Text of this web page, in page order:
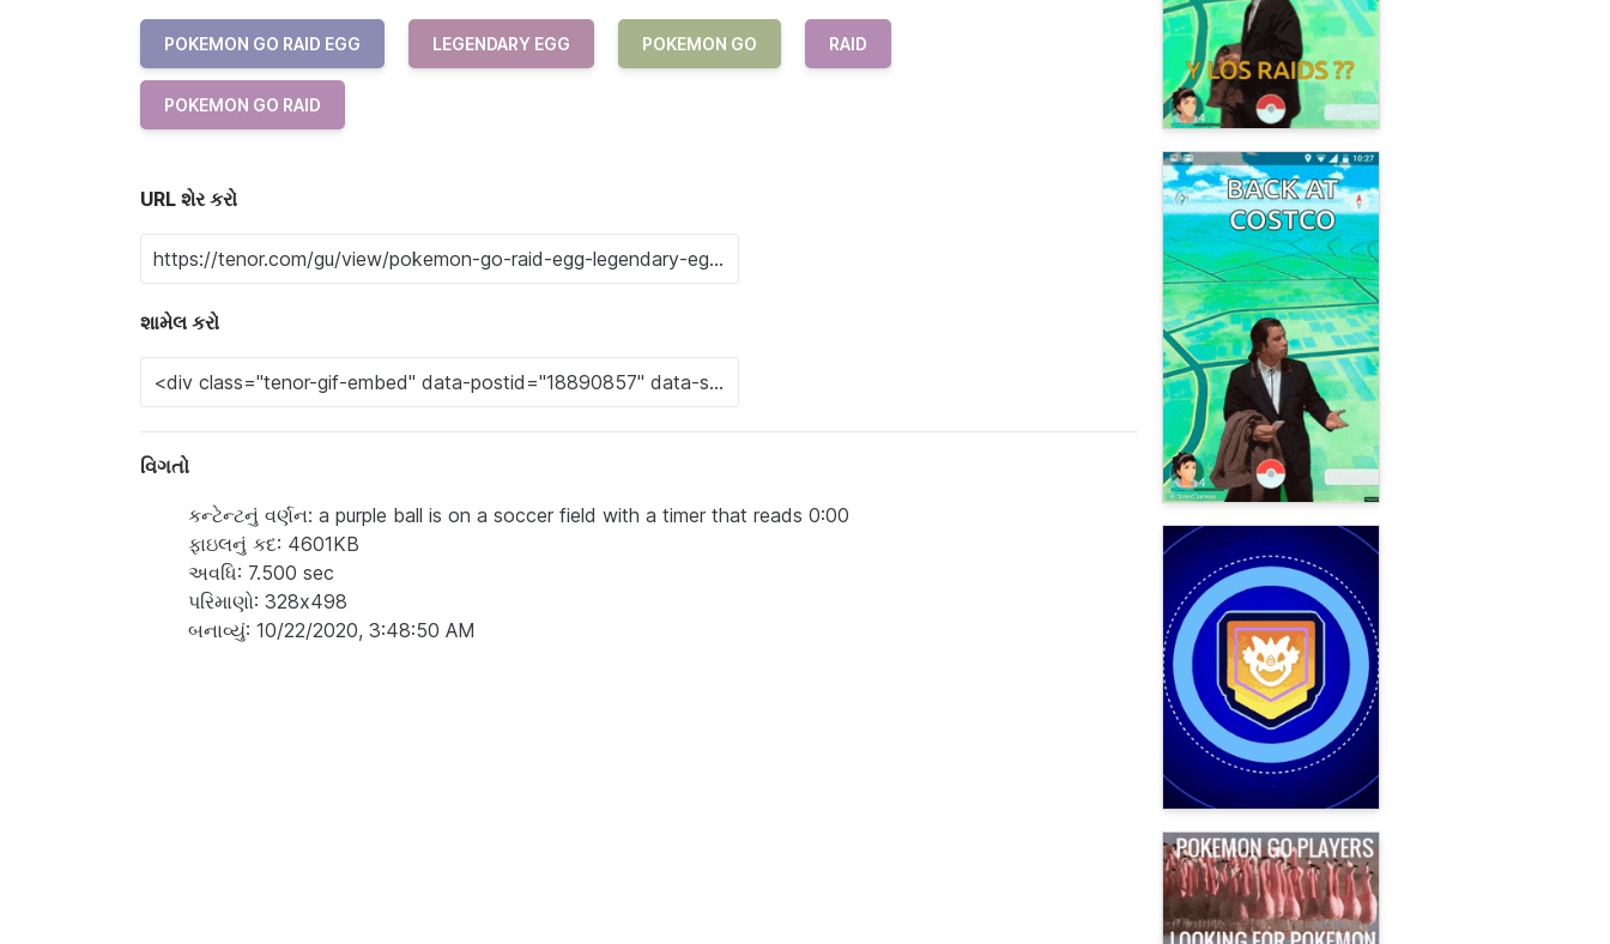
POKEMON GO RAID EGG LEGENDARY EGG POKEMON GO RAID
POKEMON GO RAID
URL શેર કરો
શામેલ કરો
વિગતો
કન્ટેન્ટનું વર્ણન: a purple ball is on a soccer field with a timer that reads 0:00
ફાઇલનું કદ: 4601KB
અવધિ: 7.500 sec
પરિમાણો: 328x498
બનાવ્યું: 10/22/2020, 3:48:50 AM